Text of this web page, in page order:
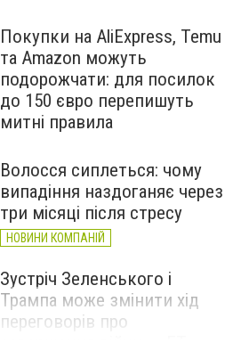
Покупки на AliExpress, Temu
та Amazon можуть
подорожчати: для посилок
до 150 євро перепишуть
митні правила
Волосся сиплеться: чому
випадіння наздоганяє через
три місяці після стресу
НОВИНИ КОМПАНІЙ
Зустріч Зеленського і
Трампа може змінити хід
переговорів про